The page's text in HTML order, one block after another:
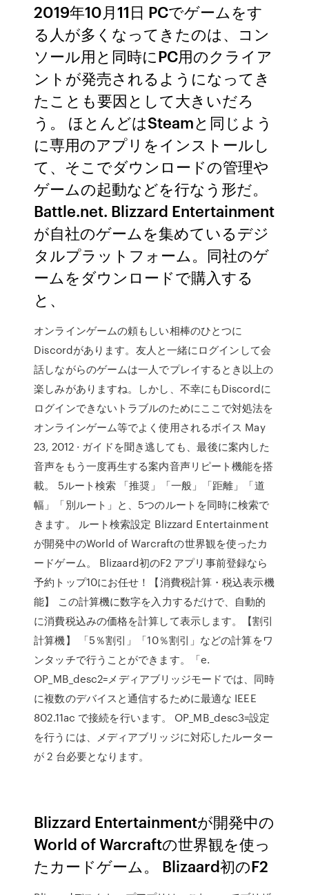
2019年10月11日 PCでゲームをす
る人が多くなってきたのは、コン
ソール用と同時にPC用のクライア
ントが発売されるようになってき
たことも要因として大きいだろ
う。 ほとんどはSteamと同じよう
に専用のアプリをインストールし
て、そこでダウンロードの管理や
ゲームの起動などを行なう形だ。
Battle.net. Blizzard Entertainment
が自社のゲームを集めているデジ
タルプラットフォーム。同社のゲ
ームをダウンロードで購入する
と、
オンラインゲームの頼もしい相棒のひとつに
Discordがあります。友人と一緒にログインして会
話しながらのゲームは一人でプレイするとき以上の
楽しみがありますね。しかし、不幸にもDiscordに
ログインできないトラブルのためにここで対処法を
オンラインゲーム等でよく使用されるボイス May
23, 2012 · ガイドを聞き逃しても、最後に案内した
音声をもう一度再生する案内音声リピート機能を搭
載。 5ルート検索 「推奨」「一般」「距離」「道
幅」「別ルート」と、5つのルートを同時に検索で
きます。 ルート検索設定 Blizzard Entertainment
が開発中のWorld of Warcraftの世界観を使ったカ
ードゲーム。 Blizaard初のF2 アプリ事前登録なら
予約トップ10にお任せ！【消費税計算・税込表示機
能】 この計算機に数字を入力するだけで、自動的
に消費税込みの価格を計算して表示します。【割引
計算機】 「5％割引」「10％割引」などの計算をワ
ンタッチで行うことができます。「e.
OP_MB_desc2=メディアブリッジモードでは、同時
に複数のデバイスと通信するために最適な IEEE
802.11ac で接続を行います。 OP_MB_desc3=設定
を行うには、メディアブリッジに対応したルーター
が 2 台必要となります。
Blizzard Entertainmentが開発中の
World of Warcraftの世界観を使っ
たカードゲーム。 Blizaard初のF2